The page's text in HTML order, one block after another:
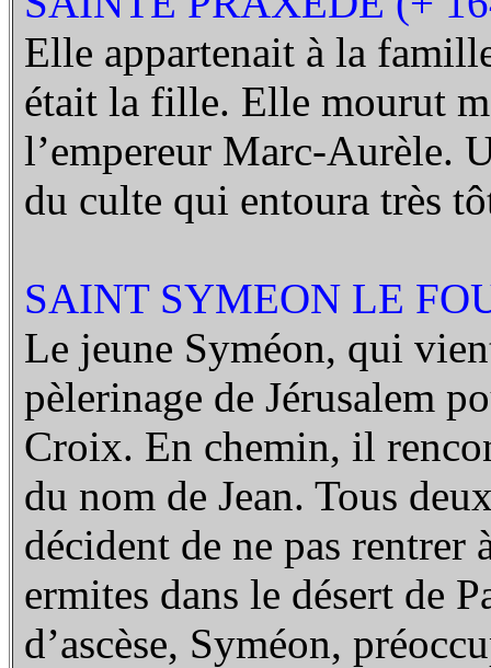
Elle appartenait à la
était la fille. Elle mourut
l’empereur Marc-Aurèle.
du culte qui entoura très
SAINT SYMEON LE
Le jeune Syméon, qui
pèlerinage de Jérusalem
Croix. En chemin, il
du nom de Jean. Tous
décident de ne pas rentrer
ermites dans le désert de
d’ascèse, Syméon,